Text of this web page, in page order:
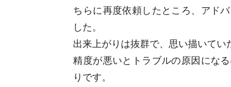
ちらに再度依頼したところ、アド
した。
出来上がりは抜群で、思い描いてい
精度が悪いとトラブルの原因にな
りです。